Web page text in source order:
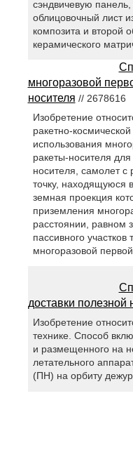
сэндвичевую
облицовочный лист
композита и второй
керамического
многоразовой
носителя // 2678616
Изобретение
ракетно-
использования
ракеты-носителя
носителя, самолет с
точку, находящуюся
земная проекция
приземления
расстоянии, равном
пассивного участков
многоразовой
доставки полезной
Изобретение
технике. Способ
и размещенного на
летательного
(ПН) на орбиту